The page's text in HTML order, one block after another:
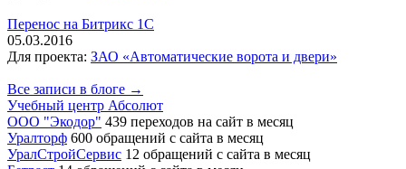
Перенос на Битрикс 1С
05.03.2016
Для проекта: ЗАО «Автоматические ворота и двери»
Все записи в блоге →
Учебный центр Абсолют
ООО "Экодор" 439 переходов на сайт в месяц
Уралторф 600 обращений с сайта в месяц
УралСтройСервис 12 обращений с сайта в месяц